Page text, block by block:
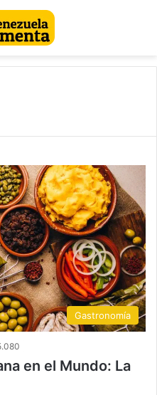
Gastronomía
en el Mundo: La